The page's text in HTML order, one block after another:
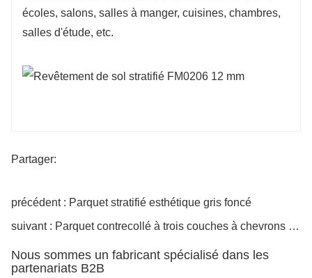
écoles, salons, salles à manger, cuisines, chambres,
salles d'étude, etc.
Partager:
précédent : Parquet stratifié esthétique gris foncé
suivant : Parquet contrecollé à trois couches à chevrons de 14 mm
Nous sommes un fabricant spécialisé dans les
partenariats B2B